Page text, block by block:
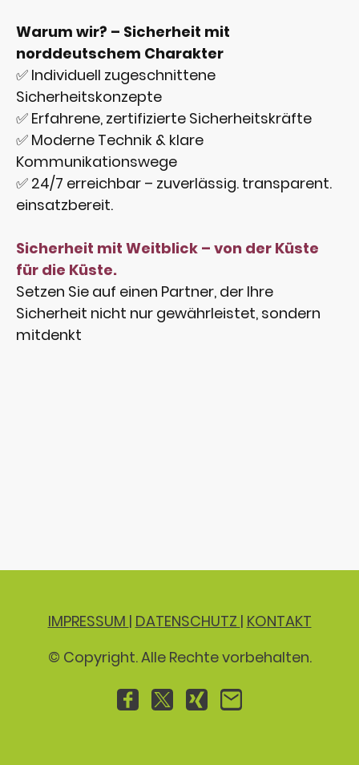
Warum wir? – Sicherheit mit
norddeutschem Charakter
✅ Individuell zugeschnittene
Sicherheitskonzepte
✅ Erfahrene, zertifizierte Sicherheitskräfte
✅ Moderne Technik & klare
Kommunikationswege
✅ 24/7 erreichbar – zuverlässig. transparent.
einsatzbereit.
Sicherheit mit Weitblick – von der Küste
für die Küste.
Setzen Sie auf einen Partner, der Ihre
Sicherheit nicht nur gewährleistet, sondern
mitdenkt
IMPRESSUM | DATENSCHUTZ | KONTAKT
© Copyright. Alle Rechte vorbehalten.